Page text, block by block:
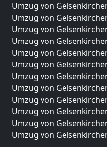
Umzug von
Umzug von
Umzug von
Umzug von
Umzug von
Umzug von
Umzug von
Umzug von
Umzug von
Umzug von
Umzug von
Umzug von